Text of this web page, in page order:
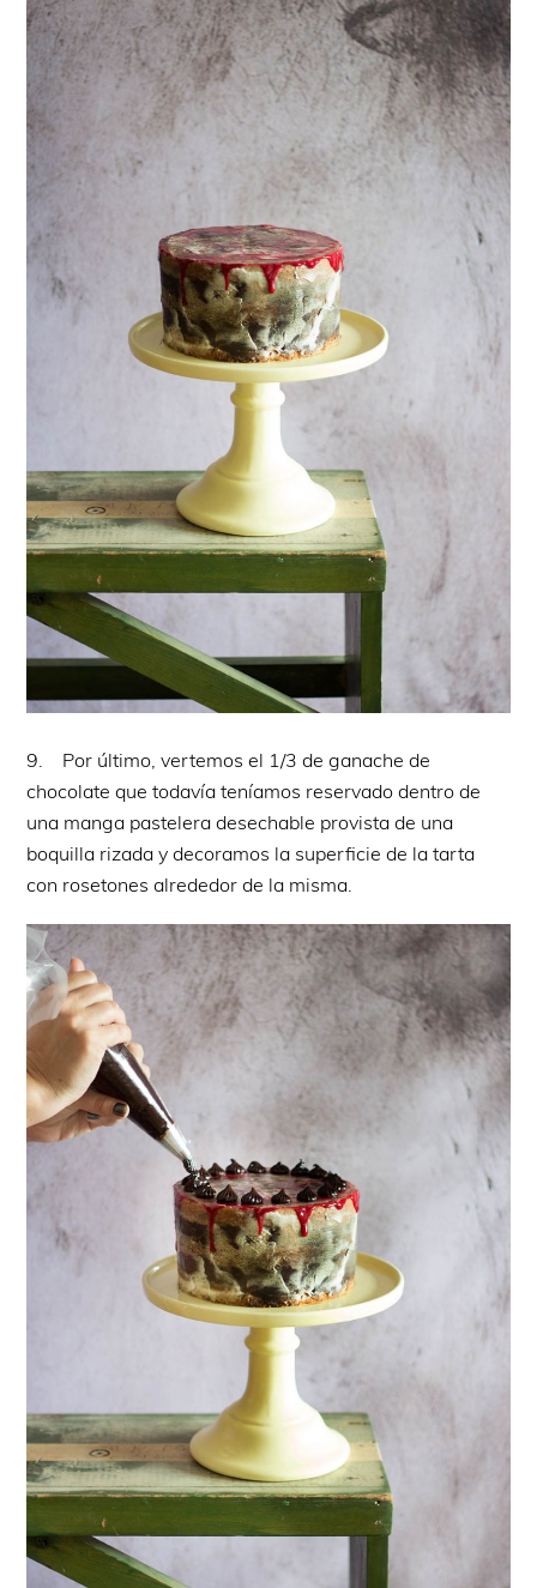
9. Por último, vertemos el 1/3 de ganache de
chocolate que todavía teníamos reservado dentro de
una manga pastelera desechable provista de una
boquilla rizada y decoramos la superficie de la tarta
con rosetones alrededor de la misma.